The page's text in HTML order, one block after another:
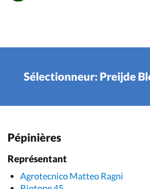
Sélectionneur: Preijde
Pépinières
Représentant
Agrotecnico Matteo Ragni